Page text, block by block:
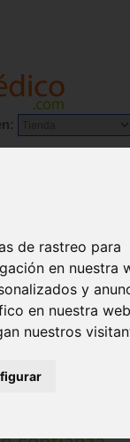
de rastreo para
en nuestra
y
en nuestra
nuestros